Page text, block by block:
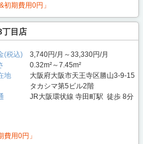
初期費用0円」
目店
(税込)
3,740円/月～33,330円/月
0.32m²～7.45m²
地
大阪府大阪市天王寺区勝山3-9-15
タカシマ第5ビル2階
JR大阪環状線 寺田町駅 徒歩 8分
費用0円」